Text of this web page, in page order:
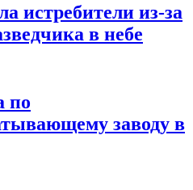
истребители из-за
в небе
по
заводу в